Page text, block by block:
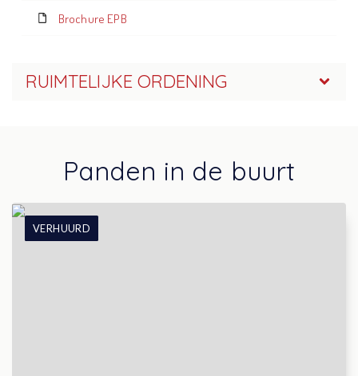
Brochure EPB
RUIMTELIJKE ORDENING
Panden in de buurt
VERHUURD